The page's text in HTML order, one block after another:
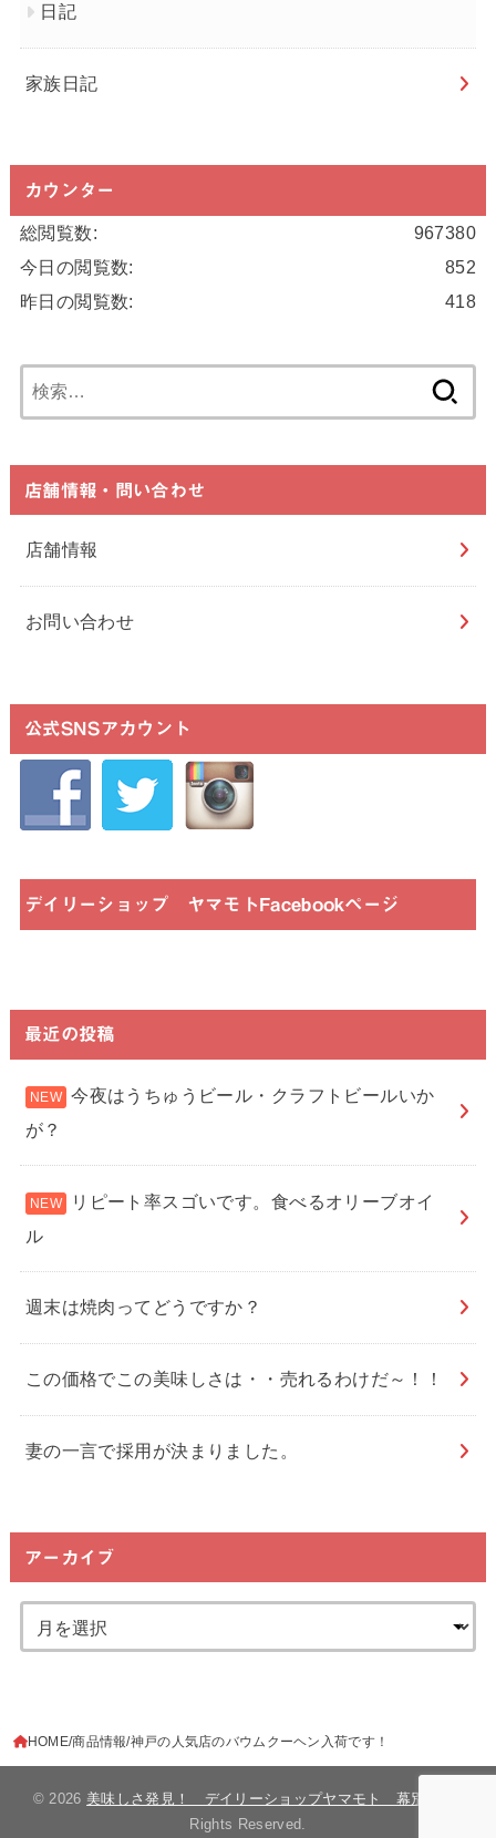
日記
家族日記
カウンター
967380
総閲覧数:
852
今日の閲覧数:
418
昨日の閲覧数:
索:
店舗情報・問い合わせ
店舗情報
お問い合わせ
公式SNSアカウント
デイリーショップ ヤマモトFacebookページ
最近の投稿
今夜はうちゅうビール・クラフトビールいか
が？
リピート率スゴいです。食べるオリーブオイ
ル
週末は焼肉ってどうですか？
この価格でこの美味しさは・・売れるわけだ～！！
妻の一言で採用が決まりました。
アーカイブ
HOME 商品情報 神戸の人気店のバウムクーヘン入荷です！
© 2026 美味しさ発見！ デイリーショップヤマモト 幕別町
Rights Reserved.